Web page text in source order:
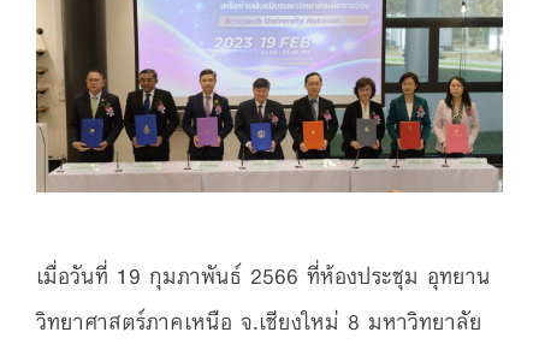
เมื่อวันที่ 19 กุมภาพันธ์ 2566 ที่ห้องประชุม อุทยาน
วิทยาศาสตร์ภาคเหนือ จ.เชียงใหม่ 8 มหาวิทยาลัย